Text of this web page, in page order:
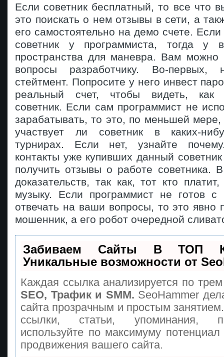
Если советник бесплатный, то все что
это поискать о нем отзывы в сети, а
его самостоятельно на демо счете.
советник у программиста, тогда у
пространства для маневра. Вам можно
вопросы разработчику. Во-
стейтмент. Попросите у него инвест
реальный счет, чтобы видеть, как
советник. Если сам программист не
зарабатывать, то это, по меньшей мере,
участвует ли советник в каких-
турнирах. Если нет, узнайте
контакты уже купивших данный
получить отзывы о работе советника.
доказательств, так как, тот кто
музыку. Если программист не готов
отвечать на ваши вопросы, то это явно
мошенник, а его робот очередной
Забиваем Сайты В ТОП
Уникальные возможности от
Каждая ссылка анализируется по
SEO, Трафик и SMM. SeoHammer
сайта прозрачным и простым
ссылки, статьи, упоминания,
используйте по максимуму
продвижения вашего сайта.